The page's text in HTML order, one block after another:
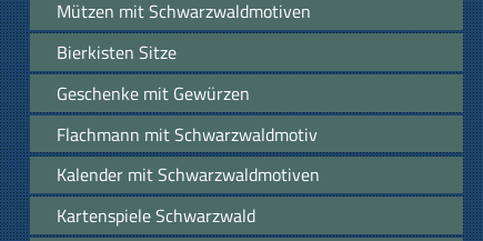
Mützen mit Schwarzwaldmotiven
Bierkisten Sitze
Geschenke mit Gewürzen
Flachmann mit Schwarzwaldmotiv
Kalender mit Schwarzwaldmotiven
Kartenspiele Schwarzwald